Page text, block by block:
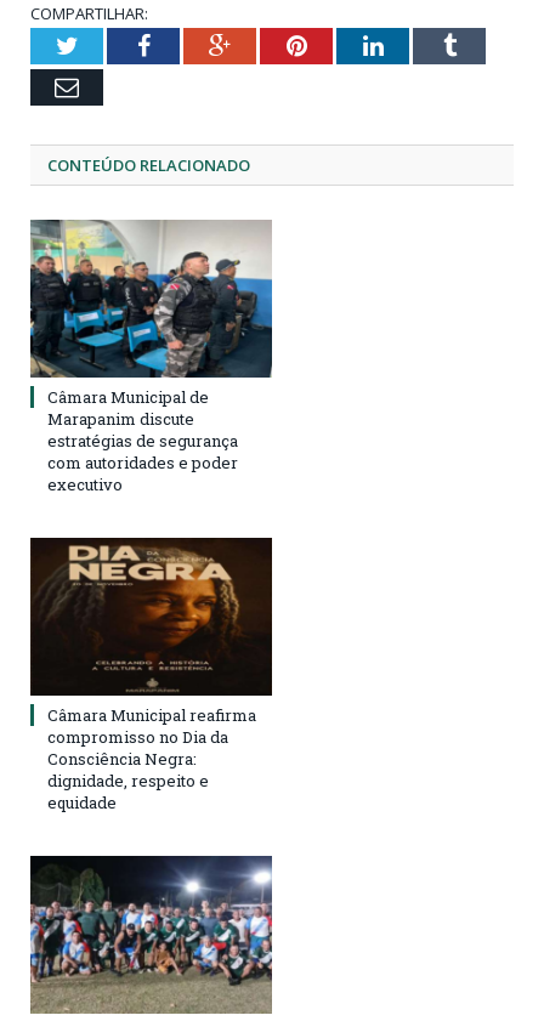
COMPARTILHAR:
TwitterFacebookGoogle+PinterestLinkedInTumblr
Email
CONTEÚDO RELACIONADO
Câmara Municipal de
Marapanim discute
estratégias de segurança
com autoridades e poder
executivo
Câmara Municipal reafirma
compromisso no Dia da
Consciência Negra:
dignidade, respeito e
equidade